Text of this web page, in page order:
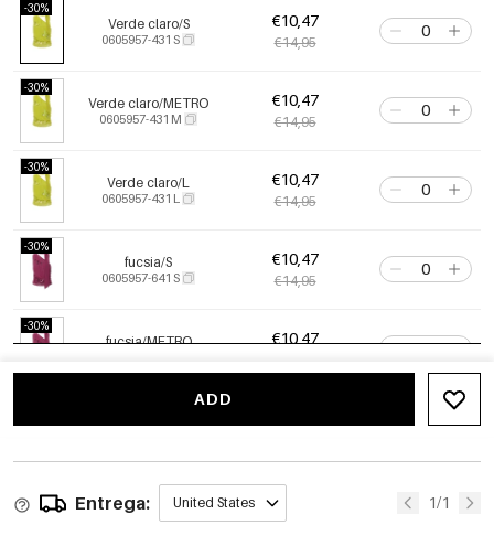
-30%
Verde claro/S
0605957-431 S
€10,47
€14,95
-30%
Verde claro/METRO
0605957-431 M
€10,47
€14,95
-30%
Verde claro/L
0605957-431 L
€10,47
€14,95
-30%
fucsia/S
0605957-641 S
€10,47
€14,95
-30%
fucsia/METRO €10,47
Albaricoque/S
0605957-051 S
€10,47
€14,95
ADD
Entrega: United States 1/1